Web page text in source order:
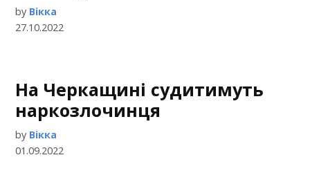
by Вікка
27.10.2022
На Черкащині судитимуть
наркозлочинця
by Вікка
01.09.2022